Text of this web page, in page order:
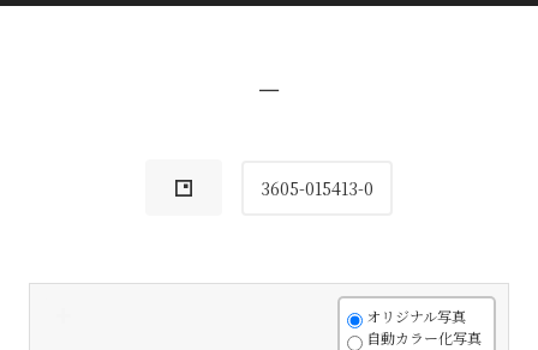
−
3605-015413-0
オリジナル写真
自動カラー化写真